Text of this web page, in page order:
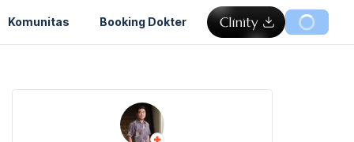
Komunitas Booking Dokter